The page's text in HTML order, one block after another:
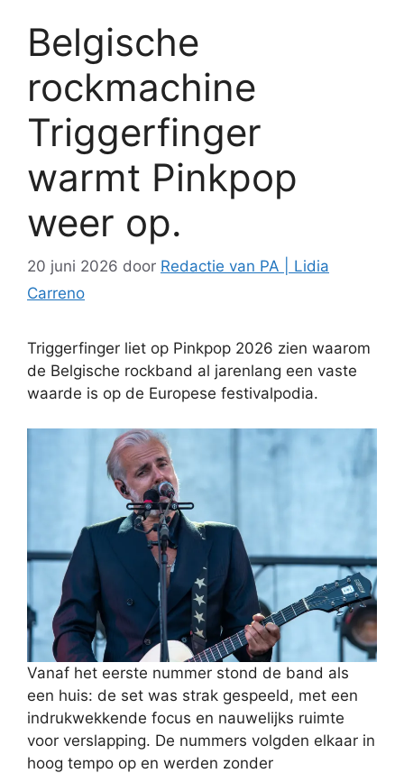
Belgische
rockmachine
Triggerfinger
warmt Pinkpop
weer op.
20 juni 2026 door Redactie van PA | Lidia
Carreno
Triggerfinger liet op Pinkpop 2026 zien waarom
de Belgische rockband al jarenlang een vaste
waarde is op de Europese festivalpodia.
Vanaf het eerste nummer stond de band als
een huis: de set was strak gespeeld, met een
indrukwekkende focus en nauwelijks ruimte
voor verslapping. De nummers volgden elkaar in
hoog tempo op en werden zonder